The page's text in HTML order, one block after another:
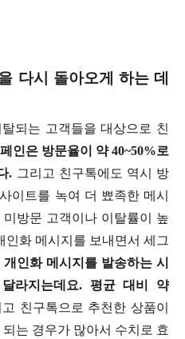
다시 돌아오게 하는 데
되는 고객들을 대상으로 친
인은 방문율이 약 40~50%로
. 그리고 친구톡에도 역시 방
이트를 녹여 더 뾰족한 메시
방문 고객이나 이탈률이 높
인화 메시지를 보내면서 세그
개인화 메시지를 발송하는 시
라지는데요. 평균 대비 약
친구톡으로 추천한 상품이
는 경우가 많아서 수치로 효